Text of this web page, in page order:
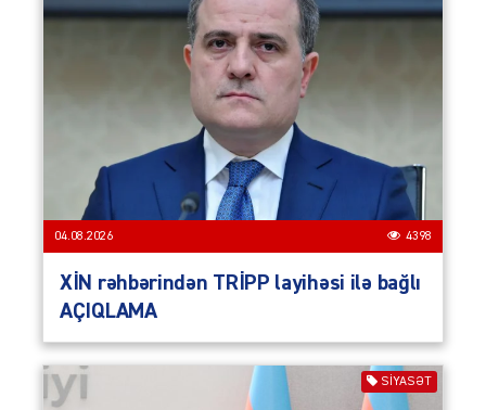
04.08.2026 4398
XİN rəhbərindən TRİPP layihəsi ilə bağlı
AÇIQLAMA
SIYASƏT